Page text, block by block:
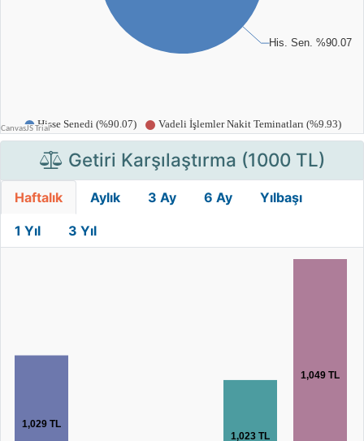
Getiri Karşılaştırma (1000 TL)
Haftalık Aylık 3 Ay 6 Ay Yılbaşı
1 Yıl 3 Yıl